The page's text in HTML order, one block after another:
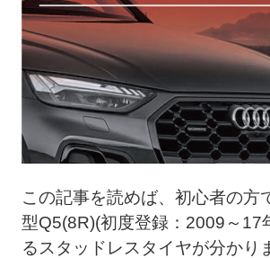
この記事を読めば、初心者の
型Q5(8R)(初度登録：2009～17
るスタッドレスタイヤが分かり